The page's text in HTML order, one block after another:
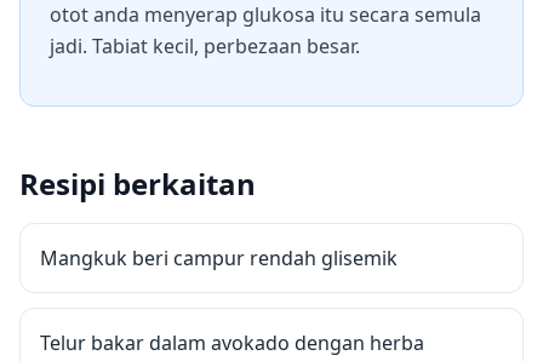
otot anda menyerap glukosa itu secara semula
jadi. Tabiat kecil, perbezaan besar.
Resipi berkaitan
Mangkuk beri campur rendah glisemik
Telur bakar dalam avokado dengan herba